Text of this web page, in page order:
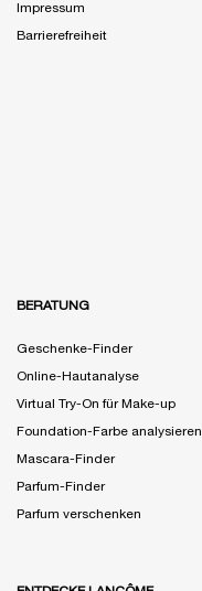
Impressum
Barrierefreiheit
BERATUNG
Geschenke-Finder
Online-Hautanalyse
Virtual Try-On für Make-up
Foundation-Farbe analysieren
Mascara-Finder
Parfum-Finder
Parfum verschenken